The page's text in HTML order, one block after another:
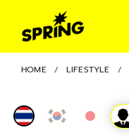
HOME LIFESTYLE